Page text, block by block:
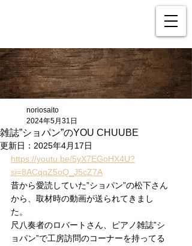
雑誌”ショパン”のYOU CHUUBE
noriosaito
2024年5月31日
更新日： 2025年4月17日
https://youtu.be/5yX7EGoHX4U?
si=8ACqqZ5oQ_J5cZ7A
昔から愛読していた”ショパン”の松下さん
から、取材時の動画が送られてきまし
た。
尺八奏者のロバートさん、ピアノ雑誌”シ
ョパン”で工房訪問のコーナーを持ってる